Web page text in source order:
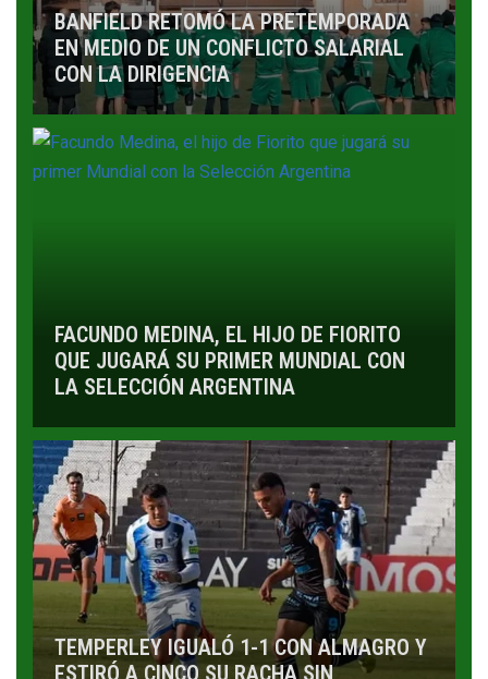
BANFIELD RETOMÓ LA PRETEMPORADA
EN MEDIO DE UN CONFLICTO SALARIAL
CON LA DIRIGENCIA
FACUNDO MEDINA, EL HIJO DE FIORITO
QUE JUGARÁ SU PRIMER MUNDIAL CON
LA SELECCIÓN ARGENTINA
TEMPERLEY IGUALÓ 1-1 CON ALMAGRO Y